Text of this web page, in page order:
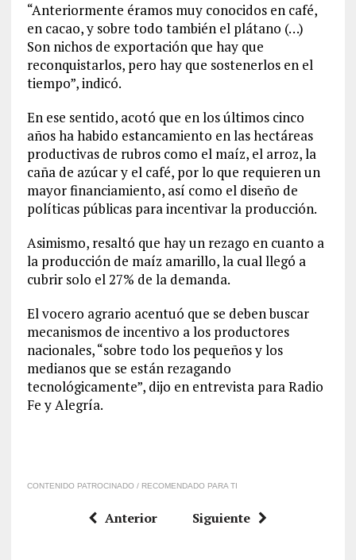
“Anteriormente éramos muy conocidos en café,
en cacao, y sobre todo también el plátano (…)
Son nichos de exportación que hay que
reconquistarlos, pero hay que sostenerlos en el
tiempo”, indicó.
En ese sentido, acotó que en los últimos cinco
años ha habido estancamiento en las hectáreas
productivas de rubros como el maíz, el arroz, la
caña de azúcar y el café, por lo que requieren un
mayor financiamiento, así como el diseño de
políticas públicas para incentivar la producción.
Asimismo, resaltó que hay un rezago en cuanto a
la producción de maíz amarillo, la cual llegó a
cubrir solo el 27% de la demanda.
El vocero agrario acentuó que se deben buscar
mecanismos de incentivo a los productores
nacionales, “sobre todo los pequeños y los
medianos que se están rezagando
tecnológicamente”, dijo en entrevista para Radio
Fe y Alegría.
CONTENIDO PATROCINADO / RECOMENDADO PARA TI
Anterior Siguiente